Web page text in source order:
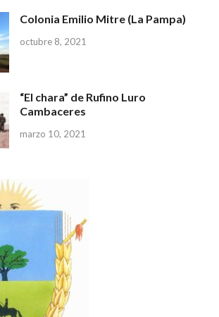
Colonia Emilio Mitre (La Pampa)
octubre 8, 2021
“El chara” de Rufino Luro
Cambaceres
marzo 10, 2021